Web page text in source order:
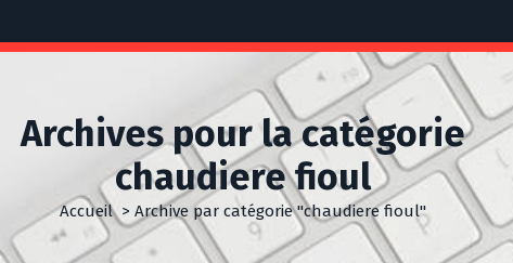
Archives pour la catégorie
chaudiere fioul
Accueil> Archive par catégorie "chaudiere fioul"